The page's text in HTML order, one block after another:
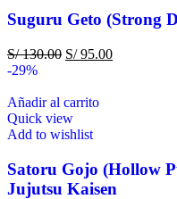
Suguru Geto (Strong
S/130.00 S/95.00
-29%
Añadir al carrito
Quick view
Add to wishlist
Satoru Gojo (Hollow
Jujutsu Kaisen